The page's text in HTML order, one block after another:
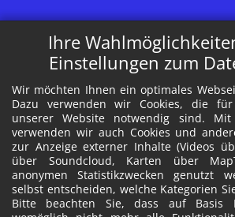
Ihre
Einstellungen zum
Wir möchten Ihnen ein optimales
Dazu verwenden wir Cookies, die
unserer Website notwendig sind.
verwenden wir auch Cookies und
zur Anzeige externer Inhalte (Videos
über Soundcloud, Karten über
anonymen Statistikzwecken genutzt
selbst entscheiden, welche Kategorien
Bitte beachten Sie, dass auf Basis